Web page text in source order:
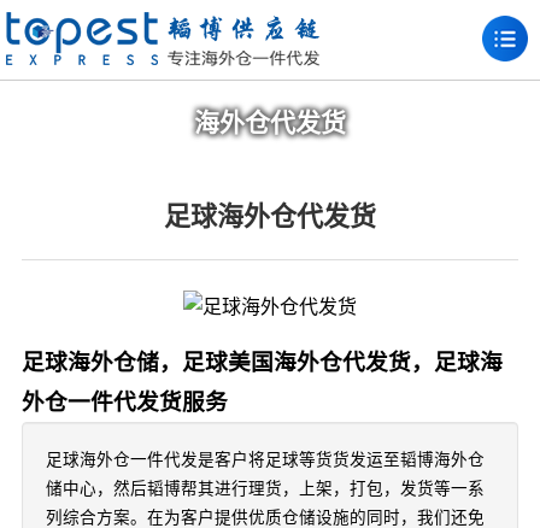
海外仓代发货
足球海外仓代发货
足球海外仓储，足球美国海外仓代发货，足球海
外仓一件代发货服务
足球海外仓一件代发是客户将足球等货货发运至韬博海外仓
储中心，然后韬博帮其进行理货，上架，打包，发货等一系
列综合方案。在为客户提供优质仓储设施的同时，我们还免